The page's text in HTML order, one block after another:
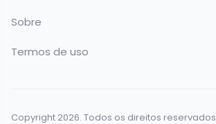
Sobre
Termos de uso
Copyright 2026. Todos os direitos reservados